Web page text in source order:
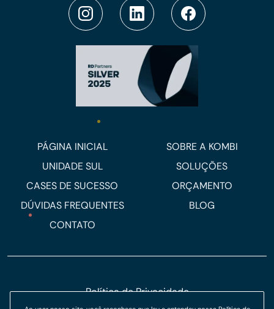
PÁGINA INICIAL
SOBRE A KOMBI
UNIDADE SUL
SOLUÇÕES
CASES DE SUCESSO
ORÇAMENTO
DÚVIDAS FREQUENTES
BLOG
CONTATO
Política de Privacidade